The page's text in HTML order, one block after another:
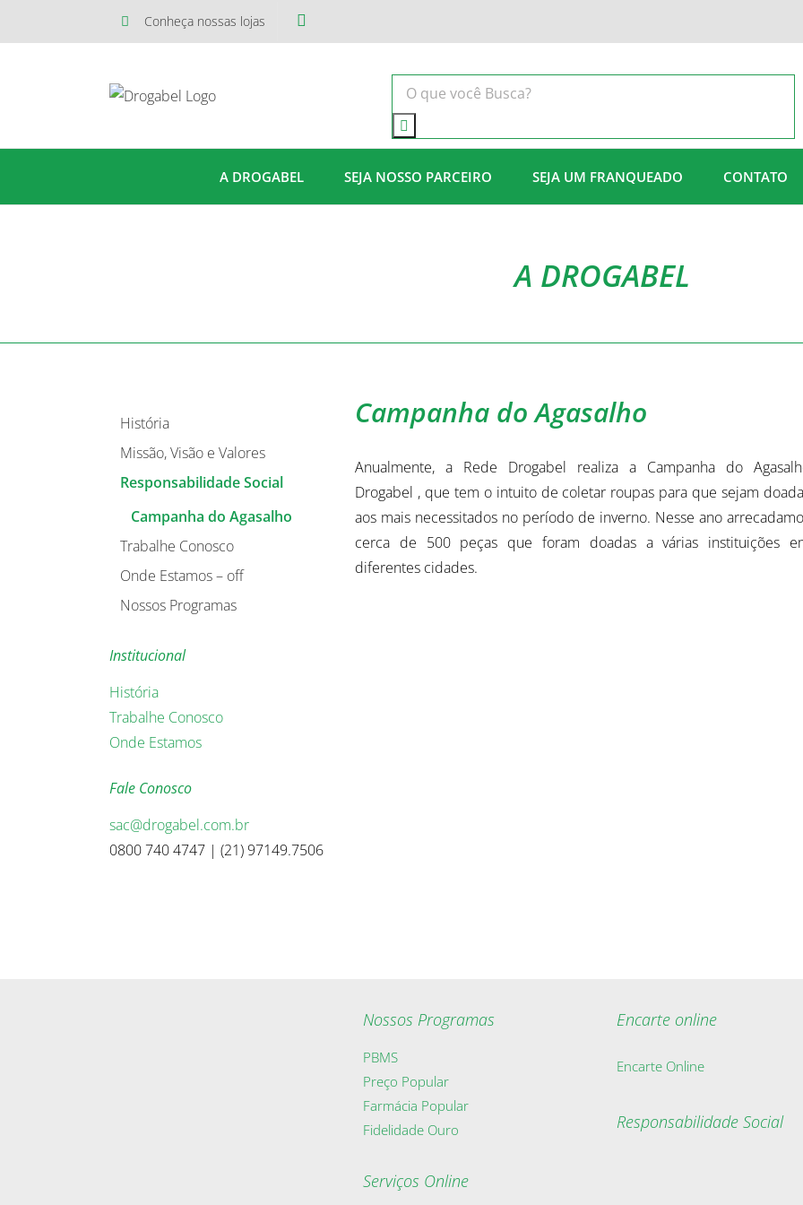
Conheça nossas lojas
A DROGABEL SEJA NOSSO PARCEIRO SEJA UM FRANQUEADO CONTATO
A DROGABEL
História
Missão, Visão e Valores
Responsabilidade Social
Campanha do Agasalho
Trabalhe Conosco
Onde Estamos – off
Nossos Programas
Institucional
História
Trabalhe Conosco
Onde Estamos
Fale Conosco
sac@drogabel.com.br
0800 740 4747 | (21) 97149.7506
Campanha do Agasalho
Anualmente, a Rede Drogabel realiza a Campanha do
Drogabel , que tem o intuito de coletar roupas para que sejam
aos mais necessitados no período de inverno. Nesse ano
cerca de 500 peças que foram doadas a várias instituições
diferentes cidades.
Nossos Programas
PBMS
Preço Popular
Farmácia Popular
Fidelidade Ouro
Serviços Online
Encarte online
Encarte Online
Responsabilidade Social